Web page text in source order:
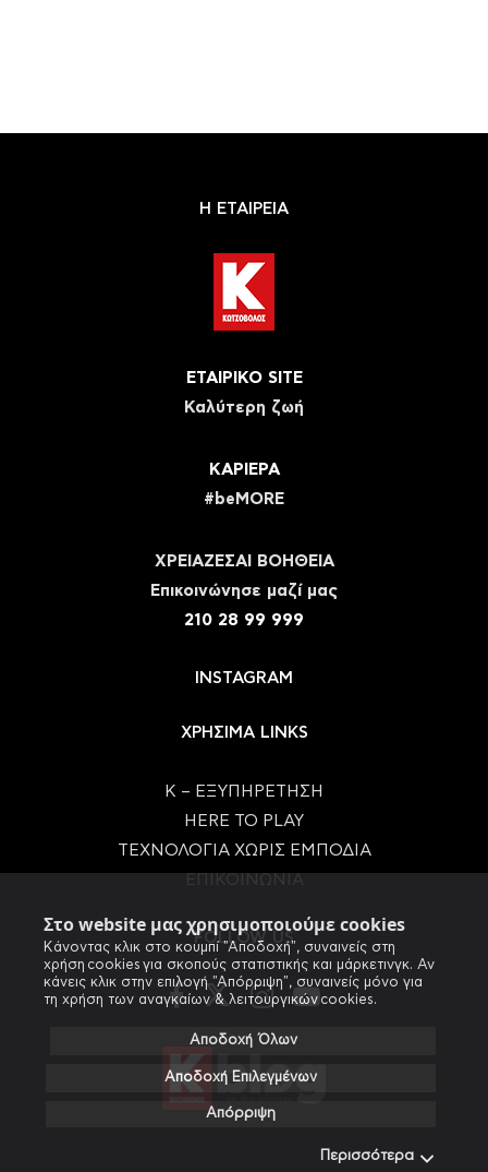
Στο website μας χρησιμοποιούμε cookies
Κάνοντας κλικ στο κουμπί "Αποδοχή", συναινείς στη
χρήση cookies για σκοπούς στατιστικής και μάρκετινγκ. Αν
κάνεις κλικ στην επιλογή "Απόρριψη", συναινείς μόνο για
τη χρήση των αναγκαίων & λειτουργικών cookies.
Αποδοχή Όλων
Αποδοχή Επιλεγμένων
Απόρριψη
Περισσότερα
Η ΕΤΑΙΡΕΙΑ
ΕΤΑΙΡΙΚΟ SITE
Καλύτερη ζωή
ΚΑΡΙΕΡΑ
#beMORE
ΧΡΕΙΑΖΕΣΑΙ ΒΟΗΘΕΙΑ
Eπικοινώνησε μαζί μας
210 28 99 999
INSTAGRAM
ΧΡΗΣΙΜΑ LINKS
Κ – ΕΞΥΠΗΡΕΤΗΣΗ
HERE TO PLAY
ΤΕΧΝΟΛΟΓΙΑ ΧΩΡΙΣ ΕΜΠΟΔΙΑ
FOLLOW US